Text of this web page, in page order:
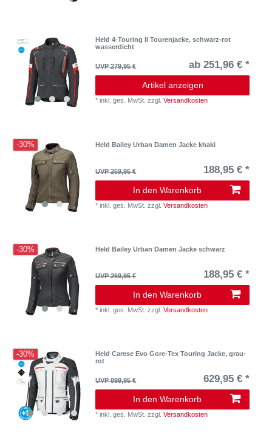
Held 4-Touring II Tourenjacke, schwarz-rot
wasserdicht
UVP 279,95 € ab 251,96 € *
Artikel anzeigen
*inkl. ges. MwSt. zzgl.Versandkosten
-30% Held Bailey Urban Damen Jacke khaki
UVP 269,95 € 188,95 € *
In den Warenkorb
*inkl. ges. MwSt. zzgl.Versandkosten
-30% Held Bailey Urban Damen Jacke schwarz
UVP 269,95 € 188,95 € *
In den Warenkorb
*inkl. ges. MwSt. zzgl.Versandkosten
-30%
Held Carese Evo Gore-Tex Touring Jacke, grau-
rot
UVP 899,95 € 629,95 € *
In den Warenkorb
*inkl. ges. MwSt. zzgl.Versandkosten